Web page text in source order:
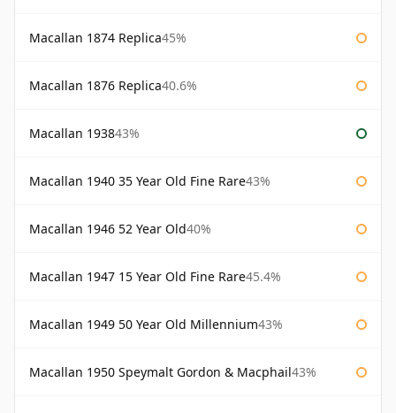
Macallan 1874 Replica45%
Macallan 1876 Replica40.6%
Macallan 193843%
Macallan 1940 35 Year Old Fine Rare43%
Macallan 1946 52 Year Old40%
Macallan 1947 15 Year Old Fine Rare45.4%
Macallan 1949 50 Year Old Millennium43%
Macallan 1950 Speymalt Gordon & Macphail43%